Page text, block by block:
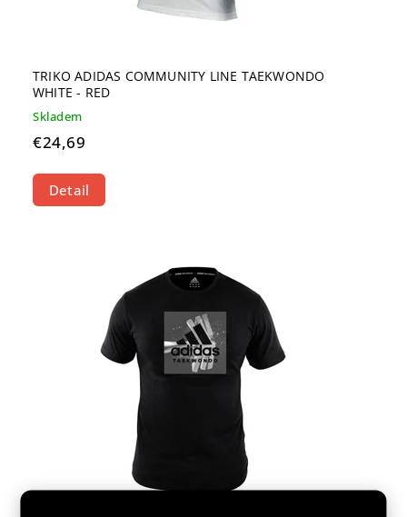
TRIKO ADIDAS COMMUNITY LINE TAEKWONDO
WHITE - RED
Skladem
€24,69
Detail